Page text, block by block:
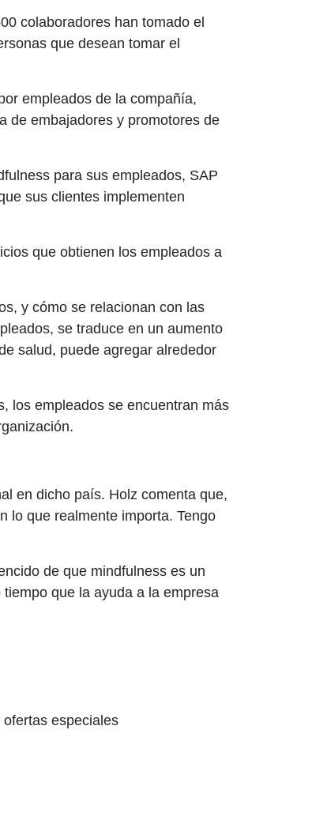
colaboradores han tomado el
que desean tomar el
empleados de la compañía,
de embajadores y promotores de
para sus empleados, SAP
sus clientes implementen
que obtienen los empleados a
y cómo se relacionan con las
se traduce en un aumento
salud, puede agregar alrededor
los empleados se encuentran más
en dicho país. Holz comenta que,
lo que realmente importa. Tengo
de que mindfulness es un
que la ayuda a la empresa
especiales